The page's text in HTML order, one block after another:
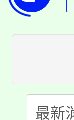
代
「
車
桃
生
公
代
公
代
轉